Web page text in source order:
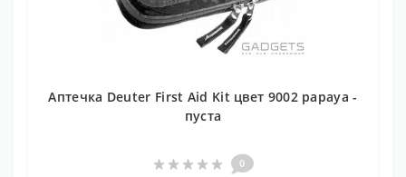
Аптечка Deuter First Aid Kit цвет 9002 papaya -
пуста
0